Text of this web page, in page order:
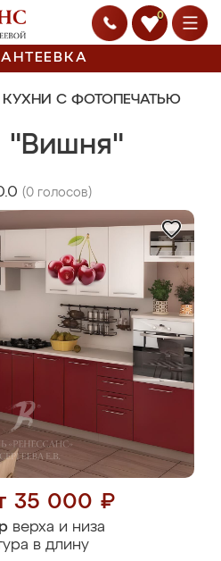
0
КУХНИ С ФОТОПЕЧАТЬЮ
"Вишня"
(0 голосов)
35 000 ₽
верха и низа
в длину